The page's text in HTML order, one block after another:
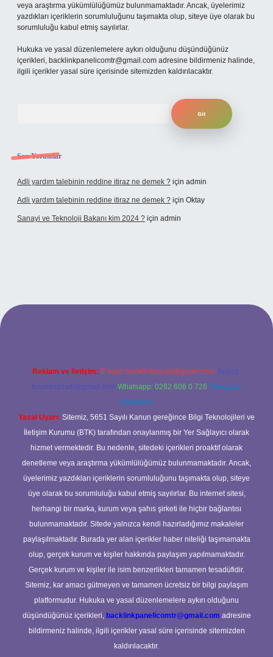
veya araştırma yükümlülüğümüz bulunmamaktadır. Ancak, üyelerimiz
yazdıkları içeriklerin sorumluluğunu taşımakta olup, siteye üye olarak bu
sorumluluğu kabul etmiş sayılırlar.
Hukuka ve yasal düzenlemelere aykırı olduğunu düşündüğünüz
içerikleri, backlinkpanelicomtr@gmail.com adresine bildirmeniz halinde,
ilgili içerikler yasal süre içerisinde sitemizden kaldırılacaktır.
Son Yorumlar
Adli yardım talebinin reddine itiraz ne demek ? için admin
Adli yardım talebinin reddine itiraz ne demek ? için Oktay
Sanayi ve Teknoloji Bakanı kim 2024 ? için admin
giriş
Reklam ve İletişim: E-mail: backlinkpaneli@gmail.com Teams:
forumhizmeti@gmail.com Whatsapp: 0262 606 0 726 Telegram:
@karabul
Yasal Uyarı: Sitemiz, 5651 Sayılı Kanun gereğince Bilgi Teknolojileri ve
İletişim Kurumu (BTK) tarafından onaylanmış bir Yer Sağlayıcı olarak
hizmet vermektedir. Bu nedenle, sitedeki içerikleri proaktif olarak
denetleme veya araştırma yükümlülüğümüz bulunmamaktadır. Ancak,
üyelerimiz yazdıkları içeriklerin sorumluluğunu taşımakta olup, siteye
üye olarak bu sorumluluğu kabul etmiş sayılırlar. Bu internet sitesi,
herhangi bir marka, kurum veya şahıs şirketi ile hiçbir bağlantısı
bulunmamaktadır. Sitede yalnızca kendi hazırladığımız makaleler
paylaşılmaktadır. Burada yer alan içerikler haber niteliği taşımamakta
olup, gerçek kurum ve kişiler hakkında paylaşım yapılmamaktadır.
Gerçek kurum ve kişiler ile isim benzerlikleri tamamen tesadüfidir.
Sitemiz, kar amacı gütmeyen ve tamamen ücretsiz bir bilgi paylaşım
platformudur. Hukuka ve yasal düzenlemelere aykırı olduğunu
düşündüğünüz içerikleri, backlinkpanelicomtr@gmail.com adresine
bildirmeniz halinde, ilgili içerikler yasal süre içerisinde sitemizden
kaldırılacaktır.